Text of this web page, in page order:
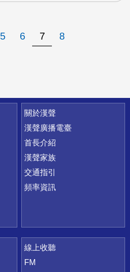
5 6 7 8
關於漢聲
漢聲廣播電臺
首長介紹
漢聲家族
交通指引
頻率資訊
線上收聽
FM